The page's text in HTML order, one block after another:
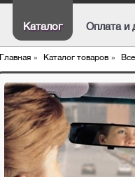
Каталог Оплата и
Главная » Каталог товаров »